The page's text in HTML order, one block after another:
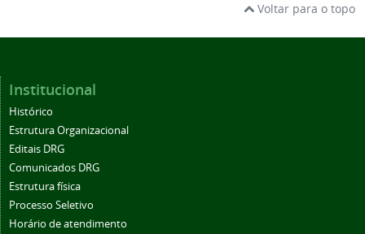
Voltar para o topo
Institucional
Histórico
Estrutura Organizacional
Editais DRG
Comunicados DRG
Estrutura física
Processo Seletivo
Horário de atendimento